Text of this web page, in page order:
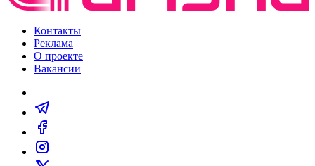
Контакты
Реклама
О проекте
Вакансии